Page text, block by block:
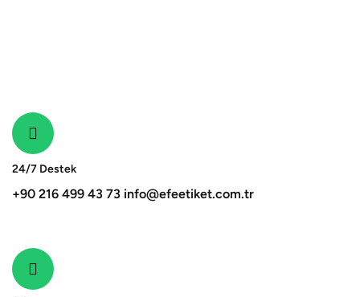
24/7 Destek
+90 216 499 43 73 info@efeetiket.com.tr